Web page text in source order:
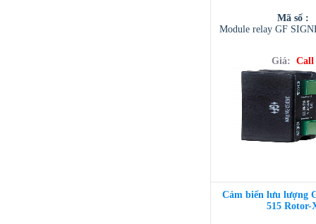
Mã số :
Module relay GF
Giá: Call
Cảm biến lưu lượng
515 Rotor-